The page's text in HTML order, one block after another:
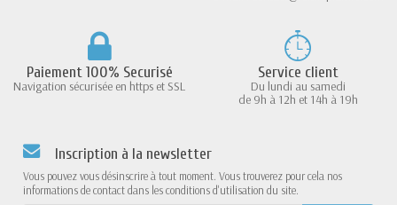
Paiement 100% Securisé
Navigation sécurisée en https et SSL
Service client
Du lundi au samedi
de 9h à 12h et 14h à 19h
Inscription à la newsletter
Vous pouvez vous désinscrire à tout moment. Vous trouverez pour cela nos
informations de contact dans les conditions d'utilisation du site.